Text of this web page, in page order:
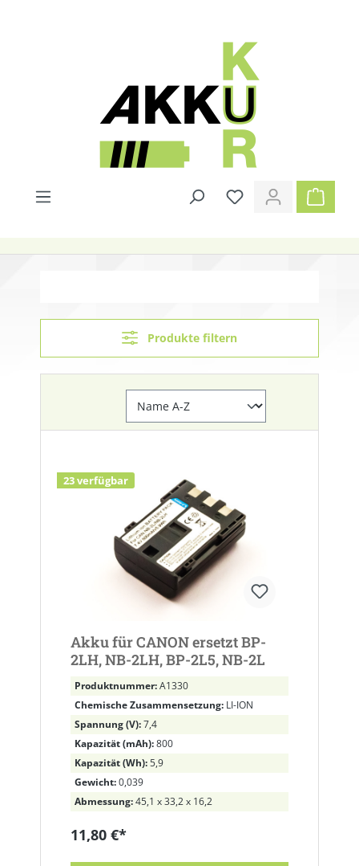
Produkte filtern
23 verfügbar
Akku für CANON ersetzt BP-
2LH, NB-2LH, BP-2L5, NB-2L
Produktnummer:A1330
Chemische Zusammensetzung: LI-ION
Spannung (V):7,4
Kapazität (mAh):800
Kapazität (Wh):5,9
Gewicht:0,039
Abmessung:45,1 x 33,2 x 16,2
11,80 €*